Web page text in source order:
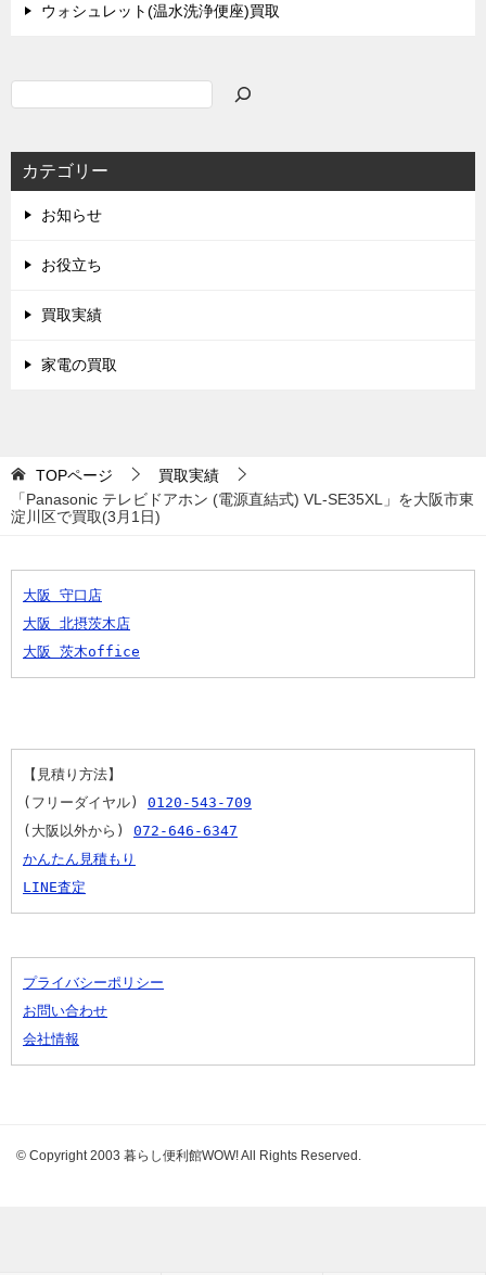
ウォシュレット(温水洗浄便座)買取
カテゴリー
お知らせ
お役立ち
買取実績
家電の買取
TOPページ
買取実績
「Panasonic テレビドアホン (電源直結式) VL-SE35XL」を大阪市東
淀川区で買取(3月1日)
大阪 守口店
大阪 北摂茨木店
大阪 茨木office
【見積り方法】
(フリーダイヤル) 0120-543-709
(大阪以外から) 072-646-6347
かんたん見積もり
LINE査定
プライバシーポリシー
お問い合わせ
会社情報
© Copyright 2003 暮らし便利館WOW! All Rights Reserved.